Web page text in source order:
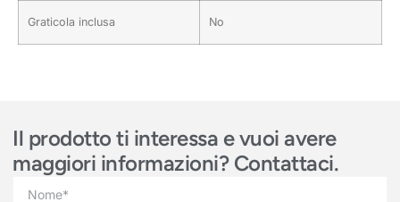
Graticola inclusa No
Il prodotto ti interessa e vuoi avere
maggiori informazioni? Contattaci.